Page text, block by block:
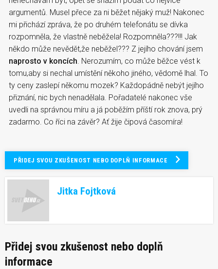
argumentů. Musel přece za ni běžet nějaký muž! Nakonec
mi přichází zpráva, že po druhém telefonátu se dívka
rozpomněla, že vlastně neběžela! Rozpomněla???!!! Jak
někdo může nevědět,že neběžel??? Z jejího chování jsem
naprosto v koncích . Nerozumím, co může běžce vést k
tomu,aby si nechal umístění někoho jiného, vědomě lhal. To
ty ceny zaslepí někomu mozek? Každopádně nebýt jejího
přiznání, nic bych nenadělala. Pořadatelé nakonec vše
uvedli na správnou míru a já poběžím příští rok znova, prý
zadarmo. Co říci na závěr? Ať žije čipová časomíra!
PŘIDEJ SVOU ZKUŠENOST NEBO DOPLŇ INFORMACE
Jitka Fojtková
Přidej svou zkušenost nebo doplň
informace